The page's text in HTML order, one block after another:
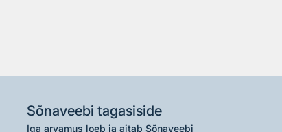
Sõnaveebi tagasiside
Iga arvamus loeb ja aitab Sõnaveebi